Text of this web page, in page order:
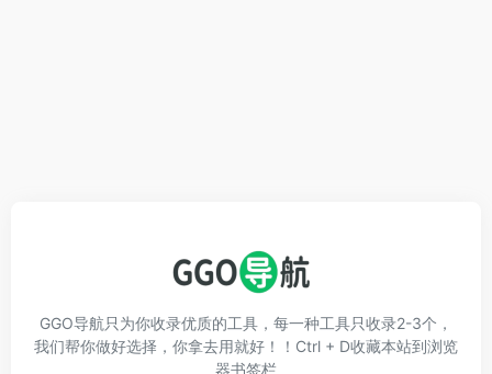
GGO导航只为你收录优质的工具，每一种工具只收录2-3个，
我们帮你做好选择，你拿去用就好！！Ctrl + D收藏本站到浏览
器书签栏